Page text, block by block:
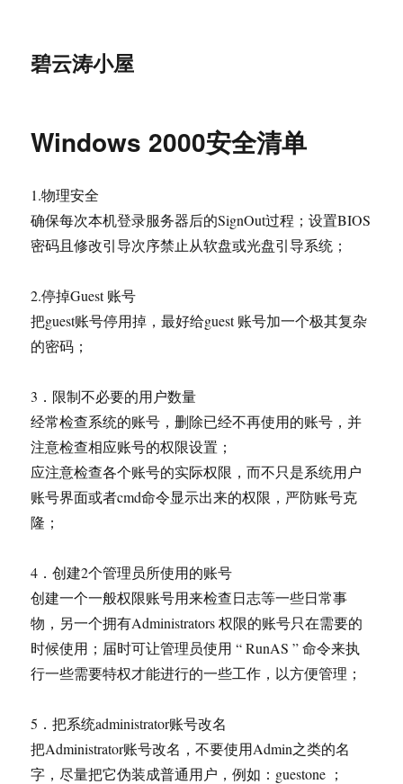
碧云涛小屋
Windows 2000安全清单
1.物理安全
确保每次本机登录服务器后的SignOut过程；设置BIOS
密码且修改引导次序禁止从软盘或光盘引导系统；
2.停掉Guest 账号
把guest账号停用掉，最好给guest 账号加一个极其复杂
的密码；
3．限制不必要的用户数量
经常检查系统的账号，删除已经不再使用的账号，并
注意检查相应账号的权限设置；
应注意检查各个账号的实际权限，而不只是系统用户
账号界面或者cmd命令显示出来的权限，严防账号克
隆；
4．创建2个管理员所使用的账号
创建一个一般权限账号用来检查日志等一些日常事
物，另一个拥有Administrators 权限的账号只在需要的
时候使用；届时可让管理员使用 “ RunAS ” 命令来执
行一些需要特权才能进行的一些工作，以方便管理；
5．把系统administrator账号改名
把Administrator账号改名，不要使用Admin之类的名
字，尽量把它伪装成普通用户，例如：guestone ；